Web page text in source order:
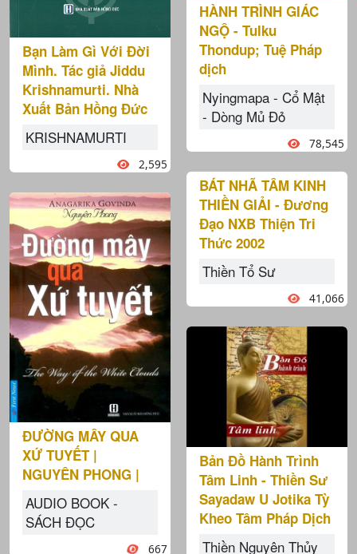
Bạn Làm Gì Với Đời
Mình. Tác giả Jiddu
Krishnamurti. Nhà
Xuất Bản Hồng Đức
KRISHNAMURTI
2,595
ĐƯỜNG MÂY QUA
XỨ TUYẾT |
NGUYÊN PHONG |
AUDIO BOOK -
SÁCH ĐỌC
667
HÀNH TRÌNH GIÁC
NGỘ - Tulku
Thondup; Tuệ Pháp
dịch
Nyingmapa - Cổ Mật
- Dòng Mủ Đỏ
78,545
BÁT NHÃ TÂM KINH
THIỀN GIẢI - Đương
Đạo NXB Thiện Tri
Thức 2002
Thiền Tổ Sư
41,066
Bản Đồ Hành Trình
Tâm Linh - Thiền Sư
Sayadaw U Jotika Tỳ
Kheo Tâm Pháp Dịch
Thiền Nguyên Thủy